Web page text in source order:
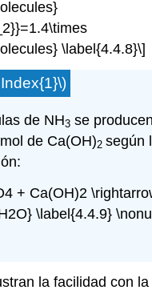
\label{4.4.8}\]
de NH3 se
de Ca(OH)2según
+ Ca(OH)2
\label{4.4.9}
la facilidad con